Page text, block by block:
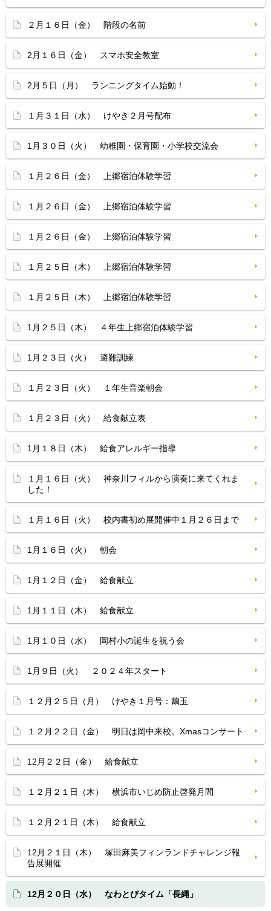
２月１６日（金） 階段の名前
2月１６日（金） スマホ安全教室
2月５日（月） ランニングタイム始動！
１月３１日（水） けやき２月号配布
1月３０日（火） 幼稚園・保育園・小学校交流会
１月２６日（金） 上郷宿泊体験学習
１月２６日（金） 上郷宿泊体験学習
１月２６日（金） 上郷宿泊体験学習
１月２５日（木） 上郷宿泊体験学習
１月２５日（木） 上郷宿泊体験学習
1月２５日（木） ４年生上郷宿泊体験学習
1月２３日（火） 避難訓練
１月２３日（火） １年生音楽朝会
１月２３日（火） 給食献立表
1月１８日（木） 給食アレルギー指導
１月１６日（火） 神奈川フィルから演奏に来てくれま
した！
１月１６日（火） 校内書初め展開催中１月２６日まで
1月１６日（火） 朝会
1月１２日（金） 給食献立
1月１１日（木） 給食献立
1月１０日（水） 岡村小の誕生を祝う会
1月９日（火） ２０２４年スタート
１２月２５日（月） けやき１月号：繭玉
１２月２２日（金） 明日は岡中来校。Xmasコンサート
12月２２日（金） 給食献立
１２月２１日（木） 横浜市いじめ防止啓発月間
１２月２１日（木） 給食献立
12月２１日（木） 塚田麻美フィンランドチャレンジ報
告展開催
12月２０日（水） なわとびタイム「長縄」